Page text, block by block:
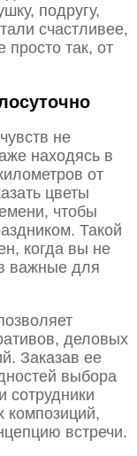
подругу,
счастливее,
так, от
не
находясь в
от
цветы
чтобы
Такой
когда вы не
важные для
деловых
Заказав ее
выбора
сотрудники
композиций,
встречи.